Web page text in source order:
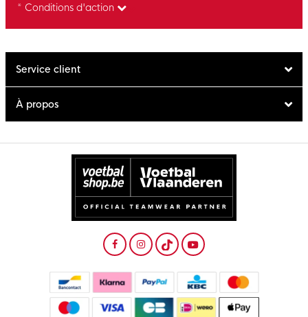
* Conditions d'action
Service client
À propos